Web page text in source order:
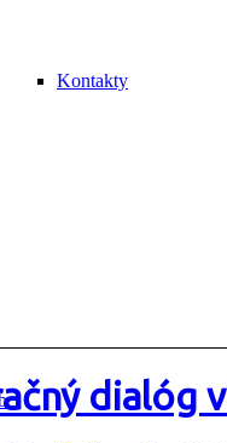
Kontakty
dialóg